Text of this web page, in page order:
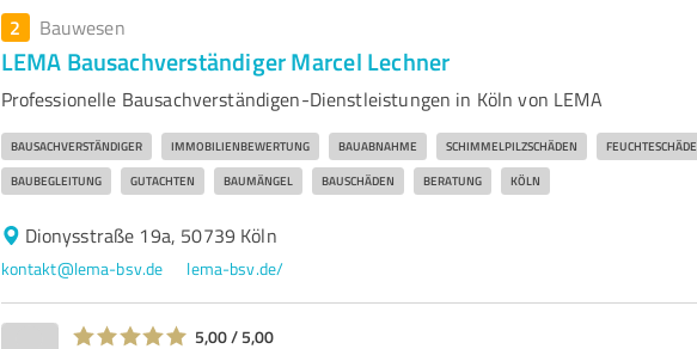
2 Bauwesen
LEMA Bausachverständiger Marcel Lechner
Professionelle Bausachverständigen-Dienstleistungen in Köln von LEMA
BAUSACHVERSTÄNDIGER IMMOBILIENBEWERTUNG BAUABNAHME SCHIMMELPILZSCHÄDEN
BAUBEGLEITUNG GUTACHTEN BAUMÄNGEL BAUSCHÄDEN BERATUNG KÖLN
Dionysstraße 19a, 50739 Köln
kontakt@lema-bsv.de lema-bsv.de/
5,00 / 5,00